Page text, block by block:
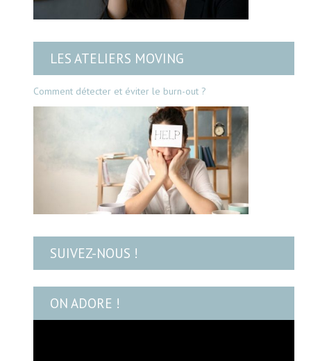
LES ATELIERS MOVING
Comment détecter et éviter le burn-out ?
SUIVEZ-NOUS !
ON ADORE !